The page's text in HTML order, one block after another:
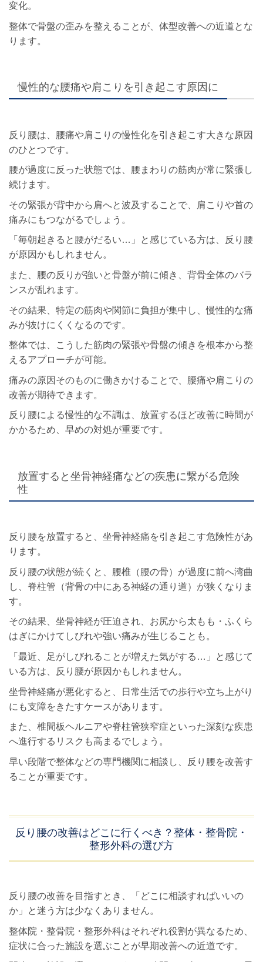
変化。
整体で骨盤の歪みを整えることが、体型改善への近道とな
ります。
慢性的な腰痛や肩こりを引き起こす原因に
反り腰は、腰痛や肩こりの慢性化を引き起こす大きな原因
のひとつです。
腰が過度に反った状態では、腰まわりの筋肉が常に緊張し
続けます。
その緊張が背中から肩へと波及することで、肩こりや首の
痛みにもつながるでしょう。
「毎朝起きると腰がだるい…」と感じている方は、反り腰
が原因かもしれません。
また、腰の反りが強いと骨盤が前に傾き、背骨全体のバラ
ンスが乱れます。
その結果、特定の筋肉や関節に負担が集中し、慢性的な痛
みが抜けにくくなるのです。
整体では、こうした筋肉の緊張や骨盤の傾きを根本から整
えるアプローチが可能。
痛みの原因そのものに働きかけることで、腰痛や肩こりの
改善が期待できます。
反り腰による慢性的な不調は、放置するほど改善に時間が
かかるため、早めの対処が重要です。
放置すると坐骨神経痛などの疾患に繋がる危険
性
反り腰を放置すると、坐骨神経痛を引き起こす危険性があ
ります。
反り腰の状態が続くと、腰椎（腰の骨）が過度に前へ湾曲
し、脊柱管（背骨の中にある神経の通り道）が狭くなりま
す。
その結果、坐骨神経が圧迫され、お尻から太もも・ふくら
はぎにかけてしびれや強い痛みが生じることも。
「最近、足がしびれることが増えた気がする…」と感じて
いる方は、反り腰が原因かもしれません。
坐骨神経痛が悪化すると、日常生活での歩行や立ち上がり
にも支障をきたすケースがあります。
また、椎間板ヘルニアや脊柱管狭窄症といった深刻な疾患
へ進行するリスクも高まるでしょう。
早い段階で整体などの専門機関に相談し、反り腰を改善す
ることが重要です。
反り腰の改善はどこに行くべき？整体・整骨院・
整形外科の選び方
反り腰の改善を目指すとき、「どこに相談すればいいの
か」と迷う方は少なくありません。
整体院・整骨院・整形外科はそれぞれ役割が異なるため、
症状に合った施設を選ぶことが早期改善への近道です。